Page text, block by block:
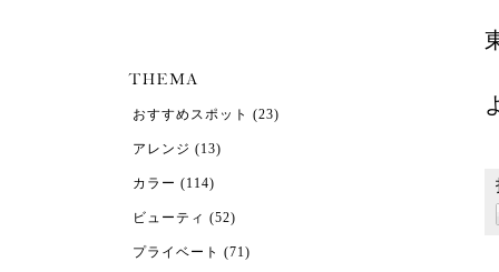
おすすめスポット (23)
アレンジ (13)
カラー (114)
ビューティ (52)
プライベート (71)